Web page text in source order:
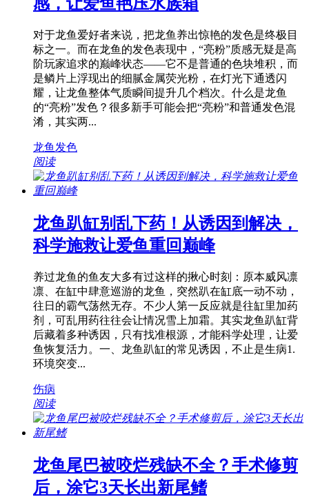
感，让爱鱼艳压水族箱
对于龙鱼爱好者来说，把龙鱼养出惊艳的发色是终极目
标之一。而在龙鱼的发色表现中，“亮粉”质感无疑是高
阶玩家追求的巅峰状态——它不是普通的色块堆积，而
是鳞片上浮现出的细腻金属荧光粉，在灯光下通透闪
耀，让龙鱼整体气质瞬间提升几个档次。什么是龙鱼
的“亮粉”发色？很多新手可能会把“亮粉”和普通发色混
淆，其实两...
龙鱼发色
阅读
龙鱼趴缸别乱下药！从诱因到解决，
科学施救让爱鱼重回巅峰
养过龙鱼的鱼友大多有过这样的揪心时刻：原本威风凛
凛、在缸中肆意巡游的龙鱼，突然趴在缸底一动不动，
往日的霸气荡然无存。不少人第一反应就是往缸里加药
剂，可乱用药往往会让情况雪上加霜。其实龙鱼趴缸背
后藏着多种诱因，只有找准根源，才能科学处理，让爱
鱼恢复活力。一、龙鱼趴缸的常见诱因，不止是生病1.
环境突变...
伤病
阅读
龙鱼尾巴被咬烂残缺不全？手术修剪
后，涂它3天长出新尾鳍